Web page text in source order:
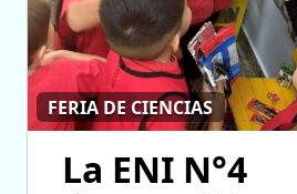
FERIA DE CIENCIAS
La ENI N°4